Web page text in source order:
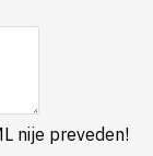
nije preveden!